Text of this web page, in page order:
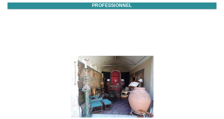
PROFESSIONNEL